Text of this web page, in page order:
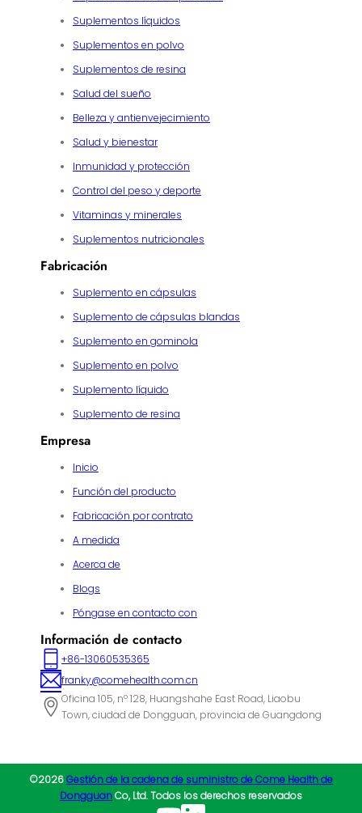
Suplementos líquidos
Suplementos en polvo
Suplementos de resina
Salud del sueño
Belleza y antienvejecimiento
Salud y bienestar
Inmunidad y protección
Control del peso y deporte
Vitaminas y minerales
Suplementos nutricionales
Fabricación
Suplemento en cápsulas
Suplemento de cápsulas blandas
Suplemento en gominola
Suplemento en polvo
Suplemento líquido
Suplemento de resina
Empresa
Inicio
Función del producto
Fabricación por contrato
A medida
Acerca de
Blogs
Póngase en contacto con
Información de contacto
+86-13060535365
franky@comehealth.com.cn
Oficina 105, nº 128, Huangshahe East Road, Liaobu
Town, ciudad de Dongguan, provincia de Guangdong
©2026Gestión de la cadena de suministro de Come Health de
DongguanCo, Ltd. Todos los derechos reservados